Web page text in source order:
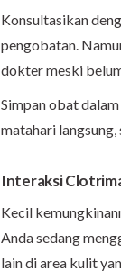
Konsultasikan
pengobatan.
dokter meski
Simpan obat
matahari langsung,
Interaksi
Kecil
Anda sedang
lain di area kulit